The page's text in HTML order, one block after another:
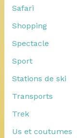
Safari
Shopping
Spectacle
Sport
Stations de ski
Transports
Trek
Us et coutumes